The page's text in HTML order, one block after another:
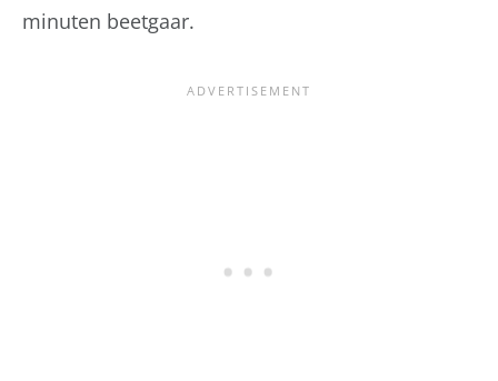
minuten beetgaar.